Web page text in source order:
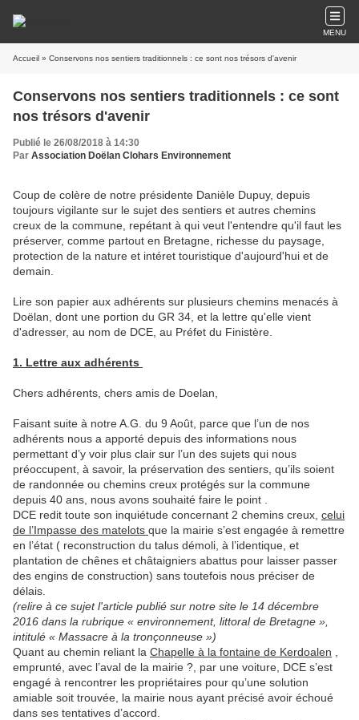
MENU
Accueil » Conservons nos sentiers traditionnels : ce sont nos trésors d'avenir
Conservons nos sentiers traditionnels : ce sont
nos trésors d'avenir
Publié le 26/08/2018 à 14:30
Par Association Doëlan Clohars Environnement
Coup de colère de notre présidente Danièle Dupuy, depuis
toujours vigilante sur le sujet des sentiers et autres chemins
creux de la commune, repétant à qui veut l'entendre qu'il faut les
préserver, comme partout en Bretagne, richesse du paysage,
protection de la nature et intéret touristique d'aujourd'hui et de
demain.
Lire son papier aux adhérents sur plusieurs chemins menacés à
Doëlan, dont une portion du GR 34, et la lettre qu'elle vient
d'adresser, au nom de DCE, au Préfet du Finistère.
1. Lettre aux adhérents
Chers adhérents, chers amis de Doelan,
Faisant suite à notre A.G. du 9 Août, parce que l’un de nos
adhérents nous a apporté depuis des informations nous
permettant d’y voir plus clair sur l’un des sujets qui nous
préoccupent, à savoir, la préservation des sentiers, qu’ils soient
de randonnée ou chemins creux protégés sur la commune
depuis 40 ans, nous avons souhaité faire le point .
DCE redit toute son inquiétude concernant 2 chemins creux, celui
de l’Impasse des matelots que la mairie s’est engagée à remettre
en l’état ( reconstruction du talus démoli, à l’identique, et
plantation de chênes et châtaigniers abattus pour laisser passer
des engins de construction) sans toutefois nous préciser de
délais.
(relire à ce sujet l'article publié sur notre site le 14 décembre
2016 dans la rubrique « environnement, littoral de Bretagne »,
intitulé « Massacre à la tronçonneuse »)
Quant au chemin reliant la Chapelle à la fontaine de Kerdoalen
emprunté, avec l’aval de la mairie ?, par une voiture, DCE s’est
engagé à rencontrer les propriétaires pour qu’une solution
amiable soit trouvée, la mairie nous ayant précisé avoir échoué
dans ses tentatives d’accord.